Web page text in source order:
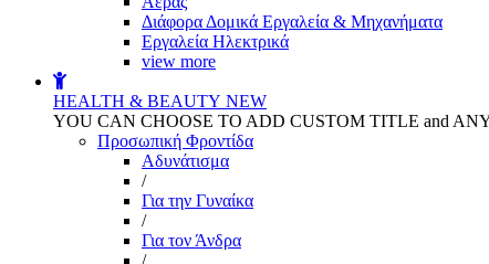
Διάφορα Δομικά Εργαλεία & Μηχανήματα
Εργαλεία Ηλεκτρικά
view more
HEALTH & BEAUTY NEW
YOU CAN CHOOSE TO ADD CUSTOM TITLE and
Προσωπική Φροντίδα
Αδυνάτισμα
/
Για την Γυναίκα
/
Για τον Άνδρα
/